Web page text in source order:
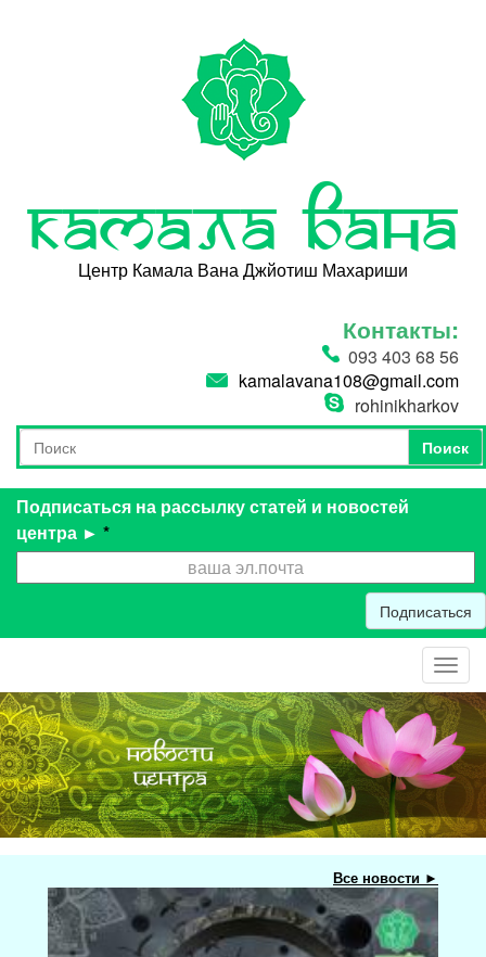
Камала Вана
Центр Камала Вана Джйотиш Махариши
Контакты:
093 403 68 56
kamalavana108@gmail.com
rohinikharkov
Форма поиска
Поиск
Поиск
Подписаться на рассылку статей и новостей
центра ► *
Подписаться
Все новости ►